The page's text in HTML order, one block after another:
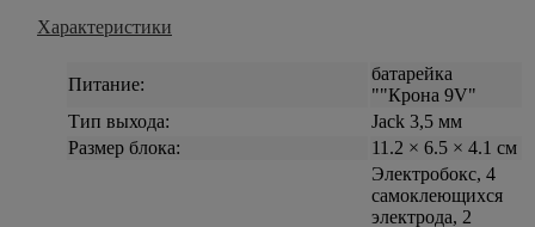
Характеристики
Питание:
батарейка
""Крона 9V"
Тип выхода:
Jack 3,5 мм
Размер блока:
11.2 × 6.5 × 4.1 см
Электробокс, 4
самоклеющихся
электрода, 2